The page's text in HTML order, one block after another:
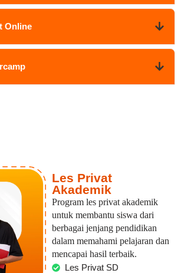
Online
Les Privat
Akademik
Program les privat akademik
untuk membantu siswa dari
berbagai jenjang pendidikan
dalam memahami pelajaran dan
mencapai hasil terbaik.
Les Privat SD